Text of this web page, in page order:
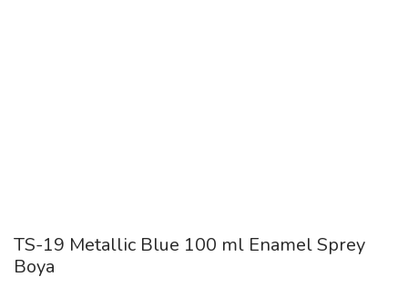
TS-19 Metallic Blue 100 ml Enamel Sprey
Boya